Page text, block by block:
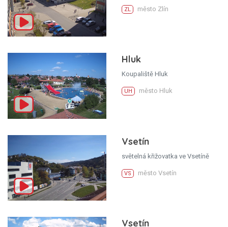
ZL město Zlín
Hluk
Koupaliště Hluk
UH město Hluk
Vsetín
světelná křižovatka ve Vsetíně
VS město Vsetín
Vsetín